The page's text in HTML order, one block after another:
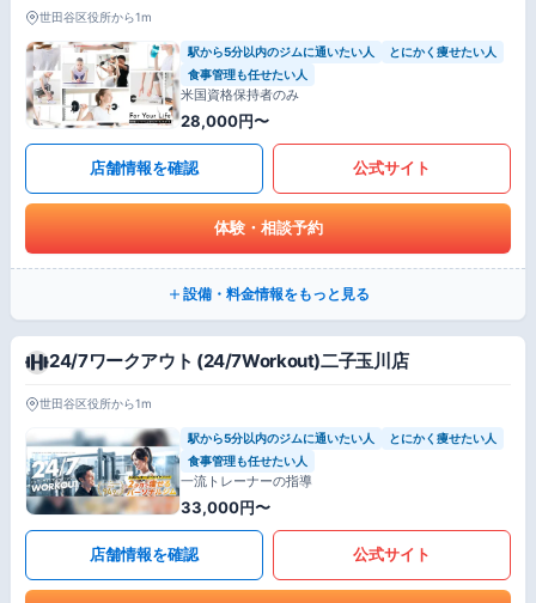
世田谷区役所から1m
駅から5分以内のジムに通いたい人
とにかく痩せたい人
食事管理も任せたい人
米国資格保持者のみ
28,000円〜
店舗情報を確認 公式サイト
体験・相談予約
設備・料金情報をもっと見る
24/7ワークアウト (24/7Workout)二子玉川店
世田谷区役所から1m
駅から5分以内のジムに通いたい人
とにかく痩せたい人
食事管理も任せたい人
一流トレーナーの指導
33,000円〜
店舗情報を確認 公式サイト